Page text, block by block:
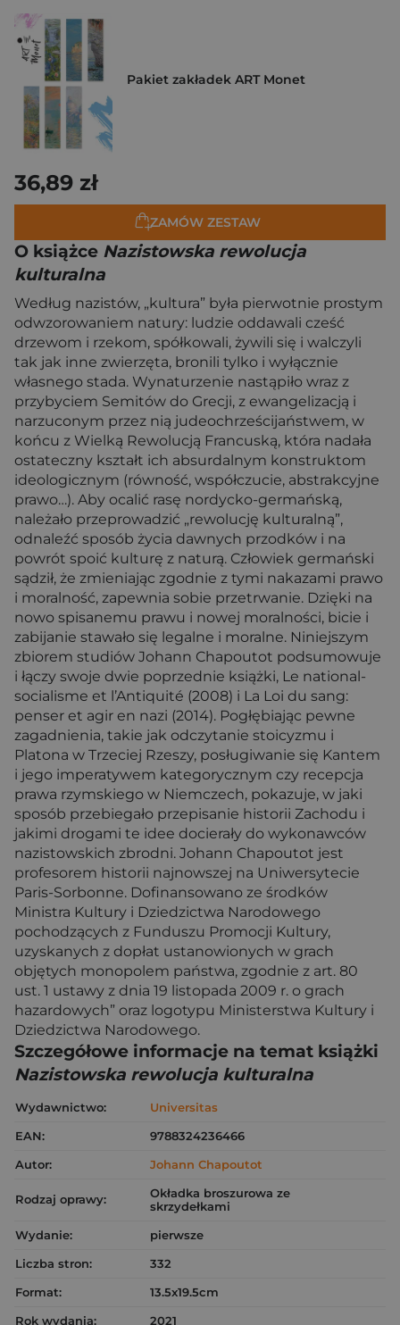
Pakiet zakładek ART Monet
36,89 zł
ZAMÓW ZESTAW
O książce Nazistowska rewolucja
kulturalna
Według nazistów, „kultura” była pierwotnie prostym
odwzorowaniem natury: ludzie oddawali cześć
drzewom i rzekom, spółkowali, żywili się i walczyli
tak jak inne zwierzęta, bronili tylko i wyłącznie
własnego stada. Wynaturzenie nastąpiło wraz z
przybyciem Semitów do Grecji, z ewangelizacją i
narzuconym przez nią judeochrześcijaństwem, w
końcu z Wielką Rewolucją Francuską, która nadała
ostateczny kształt ich absurdalnym konstruktom
ideologicznym (równość, współczucie, abstrakcyjne
prawo…). Aby ocalić rasę nordycko-germańską,
należało przeprowadzić „rewolucję kulturalną”,
odnaleźć sposób życia dawnych przodków i na
powrót spoić kulturę z naturą. Człowiek germański
sądził, że zmieniając zgodnie z tymi nakazami prawo
i moralność, zapewnia sobie przetrwanie. Dzięki na
nowo spisanemu prawu i nowej moralności, bicie i
zabijanie stawało się legalne i moralne. Niniejszym
zbiorem studiów Johann Chapoutot podsumowuje
i łączy swoje dwie poprzednie książki, Le national-
socialisme et l’Antiquité (2008) i La Loi du sang:
penser et agir en nazi (2014). Pogłębiając pewne
zagadnienia, takie jak odczytanie stoicyzmu i
Platona w Trzeciej Rzeszy, posługiwanie się Kantem
i jego imperatywem kategorycznym czy recepcja
prawa rzymskiego w Niemczech, pokazuje, w jaki
sposób przebiegało przepisanie historii Zachodu i
jakimi drogami te idee docierały do wykonawców
nazistowskich zbrodni. Johann Chapoutot jest
profesorem historii najnowszej na Uniwersytecie
Paris-Sorbonne. Dofinansowano ze środków
Ministra Kultury i Dziedzictwa Narodowego
pochodzących z Funduszu Promocji Kultury,
uzyskanych z dopłat ustanowionych w grach
objętych monopolem państwa, zgodnie z art. 80
ust. 1 ustawy z dnia 19 listopada 2009 r. o grach
hazardowych” oraz logotypu Ministerstwa Kultury i
Dziedzictwa Narodowego.
Szczegółowe informacje na temat książki
Nazistowska rewolucja kulturalna
Wydawnictwo:
Universitas
EAN:
9788324236466
Autor:
Johann Chapoutot
Rodzaj oprawy:
Okładka broszurowa ze
skrzydełkami
Wydanie:
pierwsze
Liczba stron:
332
Format:
13.5x19.5cm
Rok wydania:
2021